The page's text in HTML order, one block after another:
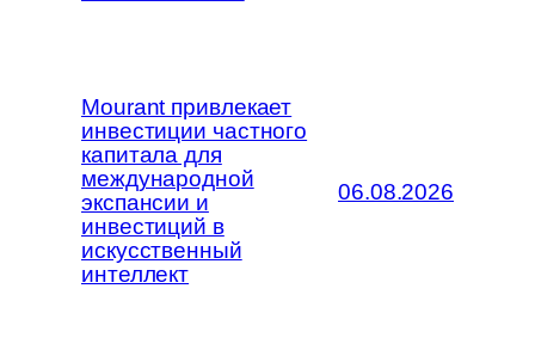
Mourant привлекает
инвестиции частного
капитала для
международной
экспансии и
инвестиций в
искусственный
интеллект
06.08.2026